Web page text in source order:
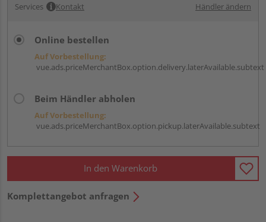
Services Kontakt Händler ändern
Online bestellen
Auf Vorbestellung:
vue.ads.priceMerchantBox.option.delivery.laterAvailable.subtext
Beim Händler abholen
Auf Vorbestellung:
vue.ads.priceMerchantBox.option.pickup.laterAvailable.subtext
In den Warenkorb
Komplettangebot anfragen